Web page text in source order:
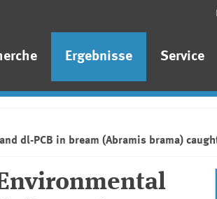
Ergebnisse Service
dl-PCB in bream (Abramis brama)